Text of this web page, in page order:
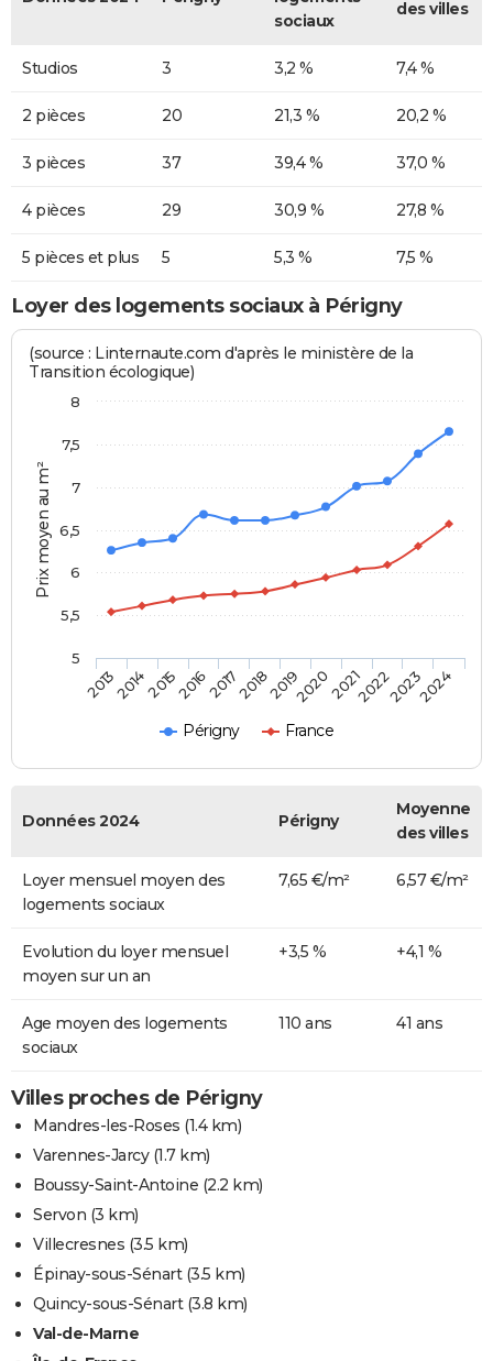
sociaux
des villes
Studios 3 3,2 % 7,4 %
2 pièces 20 21,3 % 20,2 %
3 pièces 37 39,4 % 37,0 %
4 pièces 29 30,9 % 27,8 %
5 pièces et plus 5 5,3 % 7,5 %
Loyer des logements sociaux à Périgny
Prix moyen au m²
(source : Linternaute.com d'après le ministère de la
Transition écologique)
Périgny France
201320142015201620172018201920202021202220232024
5
5,5
6
6,5
7
7,5
8
Données 2024 Périgny
Moyenne
des villes
Loyer mensuel moyen des
logements sociaux
7,65 €/m² 6,57 €/m²
Evolution du loyer mensuel
moyen sur un an
+3,5 % +4,1 %
Age moyen des logements
sociaux
110 ans 41 ans
Villes proches de Périgny
Mandres-les-Roses (1.4 km)
Varennes-Jarcy(1.7 km)
Boussy-Saint-Antoine (2.2 km)
Servon (3 km)
Villecresnes (3.5 km)
Épinay-sous-Sénart(3.5 km)
Quincy-sous-Sénart(3.8 km)
Val-de-Marne